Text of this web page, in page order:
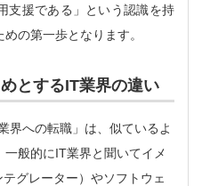
支援である」という認識を持
の第一歩となります。
とするIT業界の違い
界への転職」は、似ているよ
般的にIT業界と聞いてイメ
グレーター）やソフトウェ